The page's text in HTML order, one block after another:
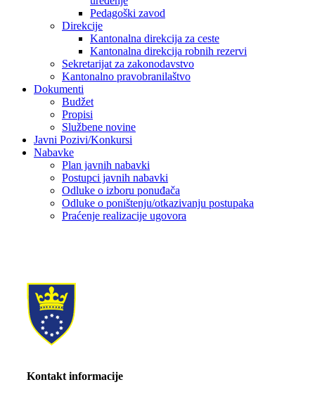
Pedagoški zavod
Direkcije
Kantonalna direkcija za ceste
Kantonalna direkcija robnih rezervi
Sekretarijat za zakonodavstvo
Kantonalno pravobranilaštvo
Dokumenti
Budžet
Propisi
Službene novine
Javni Pozivi/Konkursi
Nabavke
Plan javnih nabavki
Postupci javnih nabavki
Odluke o izboru ponuđača
Odluke o poništenju/otkazivanju postupaka
Praćenje realizacije ugovora
Kontakt informacije